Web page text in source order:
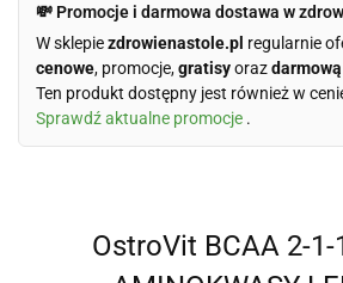
💸 Promocje i darmowa dostawa w
W sklepiezdrowienastole.pl regularnie
cenowe, promocje,gratisyoraz
Ten produkt dostępny jest również w
Sprawdź aktualne promocje .
OstroVit BCAA 2-1-